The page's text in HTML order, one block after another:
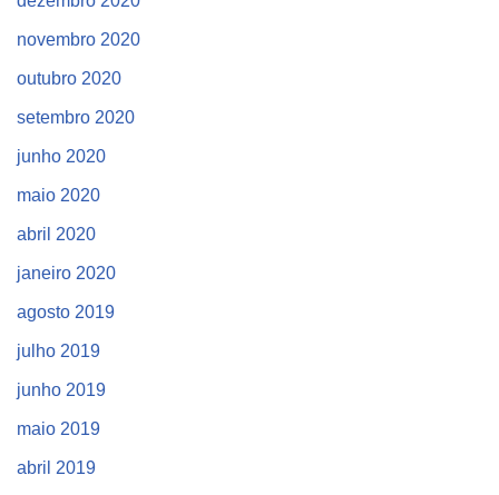
novembro 2020
outubro 2020
setembro 2020
junho 2020
maio 2020
abril 2020
janeiro 2020
agosto 2019
julho 2019
junho 2019
maio 2019
abril 2019